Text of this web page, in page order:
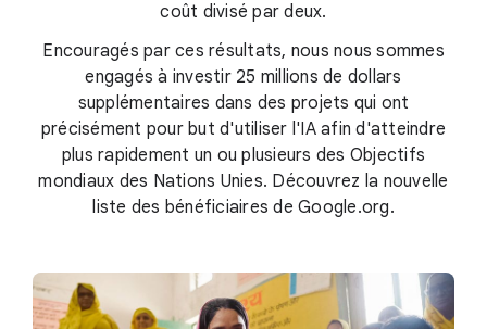
coût divisé par deux.
Encouragés par ces résultats, nous nous sommes
engagés à investir 25 millions de dollars
supplémentaires dans des projets qui ont
précisément pour but d'utiliser l'IA afin d'atteindre
plus rapidement un ou plusieurs des Objectifs
mondiaux des Nations Unies. Découvrez la nouvelle
liste des bénéficiaires de Google.org.